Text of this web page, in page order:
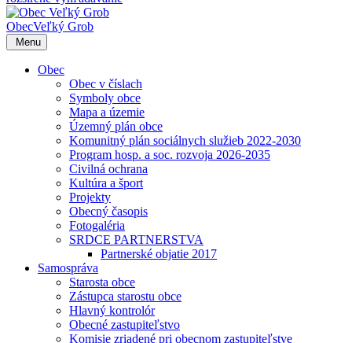
ObecVeľký Grob
Menu
Obec
Obec v číslach
Symboly obce
Mapa a územie
Územný plán obce
Komunitný plán sociálnych služieb 2022-2030
Program hosp. a soc. rozvoja 2026-2035
Civilná ochrana
Kultúra a šport
Projekty
Obecný časopis
Fotogaléria
SRDCE PARTNERSTVA
Partnerské objatie 2017
Samospráva
Starosta obce
Zástupca starostu obce
Hlavný kontrolór
Obecné zastupiteľstvo
Komisie zriadené pri obecnom zastupiteľstve